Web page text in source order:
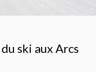
ski aux Arcs